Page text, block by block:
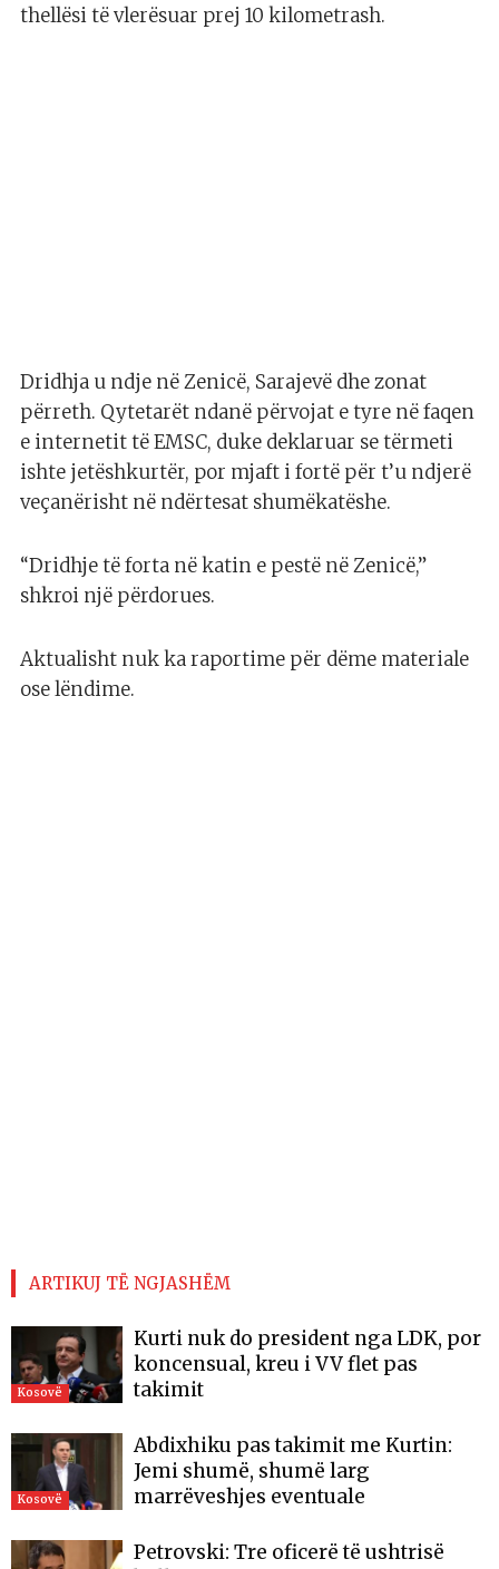
thellësi të vlerësuar prej 10 kilometrash.
Dridhja u ndje në Zenicë, Sarajevë dhe zonat
përreth. Qytetarët ndanë përvojat e tyre në faqen
e internetit të EMSC, duke deklaruar se tërmeti
ishte jetëshkurtër, por mjaft i fortë për t’u ndjerë
veçanërisht në ndërtesat shumëkatëshe.
“Dridhje të forta në katin e pestë në Zenicë,”
shkroi një përdorues.
Aktualisht nuk ka raportime për dëme materiale
ose lëndime.
ARTIKUJ TË NGJASHËM
Kosovë
Kurti nuk do president nga LDK, por
koncensual, kreu i VV flet pas
takimit
Kosovë
Abdixhiku pas takimit me Kurtin:
Jemi shumë, shumë larg
marrëveshjes eventuale
Petrovski: Tre oficerë të ushtrisë